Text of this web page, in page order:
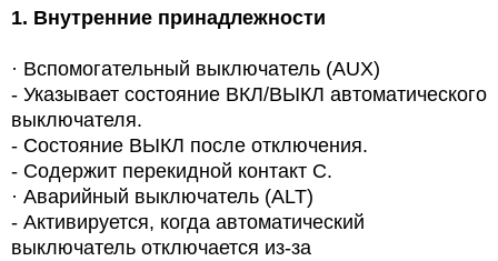
1. Внутренние принадлежности
· Вспомогательный выключатель (AUX)
- Указывает состояние ВКЛ/ВЫКЛ автоматического
выключателя.
- Состояние ВЫКЛ после отключения.
- Содержит перекидной контакт С.
· Аварийный выключатель (ALT)
- Активируется, когда автоматический
выключатель отключается из-за